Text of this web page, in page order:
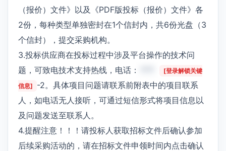
（报价）文件》以及《PDF版投标（报价）文件》各
2份，每种类型单独密封在1个信封内，共6份光盘（3
个信封），提交采购机构。
3.投标供应商在投标过程中涉及平台操作的技术问
题，可致电技术支持热线，电话：
[登录解锁关键
信息]
-2。具体项目问题请联系前附表中的项目联系
人，如电话无人接听，可通过短信形式将项目信息以
及问题发送至联系人。
4.提醒注意！！！请投标人获取招标文件后确认参加
后续采购活动的，请在招标文件申领时间内点击确认